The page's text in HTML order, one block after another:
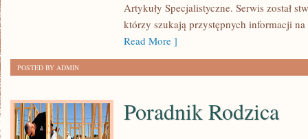
Artykuły Specjalistyczne. Serwis został
którzy szukają przystępnych informacji
Read More ]
POSTED BY ADMIN
Poradnik Rodzica